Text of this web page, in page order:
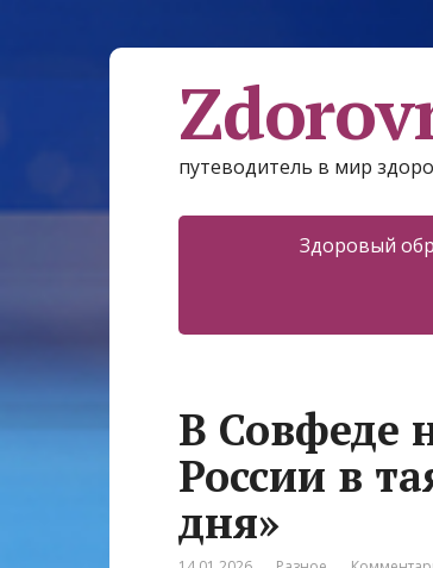
путеводитель в мир
Здоровый
В Совфеде
России в
дня»